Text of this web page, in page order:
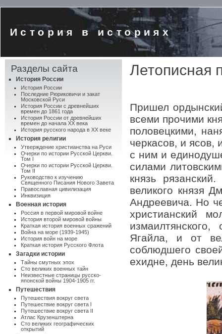
История в историях
Разделы сайта
История России
История России
Последние Рюриковичи и закат
Московской Руси
История России с древнейших
времен до 1861 года
История России от древнейших
времен до начала XX века
История русского народа в XX веке
История религии
Утверждение христианства на Руси
Очерки по истории Русской Церкви.
Том I
Очерки по истории Русской Церкви.
Том II
Руководство к изучению
Священного Писания Нового Завета
Православная цивилизация
Инквизиция
Военная история
Россия в первой мировой войне
История второй мировой войны
Краткая история военных сражений
Война на море (1939-1945)
История войн на море
Краткая история Русского Флота
Загадки истории
Тайны смутных эпох
Сто великих военных тайн
Неизвестные страницы русско-
японской войны 1904-1905 гг.
Путешествия
Путешествия вокруг света
Путешествие вокруг света I
Путешествие вокруг света II
Атлас Крузенштерна
Cто великих географических
открытий
Летописная
Пришел
всеми прочими
половецкими,
черкасов, и
с ним и
силами
князь
великого князя
Андреевича. Но
христианский
Ягайла, и от
соблюдшего
ехидне, день